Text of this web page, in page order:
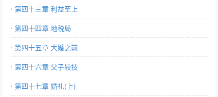
第四十三章 利益至上
第四十四章 地税局
第四十五章 大婚之前
第四十六章 父子较技
第四十七章 婚礼(上)